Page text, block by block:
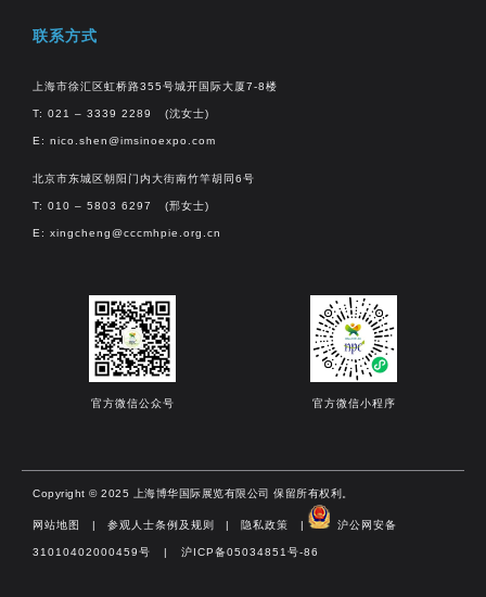
联系方式
上海市徐汇区虹桥路355号城开国际大厦7-8楼
T: 021 – 3339 2289 (沈女士)
E: nico.shen@imsinoexpo.com
北京市东城区朝阳门内大街南竹竿胡同6号
T: 010 – 5803 6297 (邢女士)
E: xingcheng@cccmhpie.org.cn
官方微信公众号 官方微信小程序
Copyright © 2025 上海博华国际展览有限公司 保留所有权利。
网站地图 参观人士条例及规则 隐私政策 沪公网安备
31010402000459号 | 沪ICP备05034851号-86